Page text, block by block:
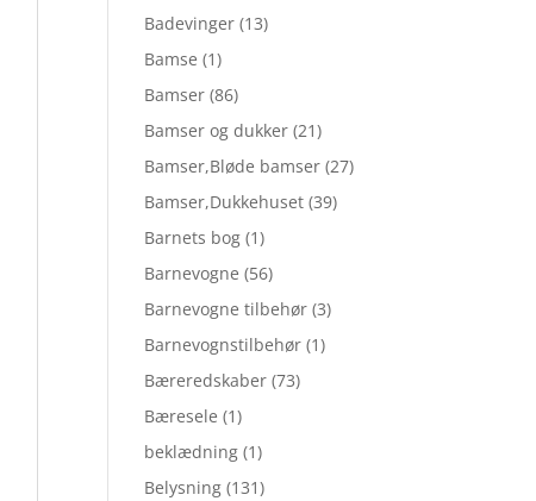
Badevinger (13)
Bamse (1)
Bamser (86)
Bamser og dukker (21)
Bamser,Bløde bamser (27)
Bamser,Dukkehuset (39)
Barnets bog (1)
Barnevogne (56)
Barnevogne tilbehør (3)
Barnevognstilbehør (1)
Bæreredskaber (73)
Bæresele (1)
beklædning (1)
Belysning (131)